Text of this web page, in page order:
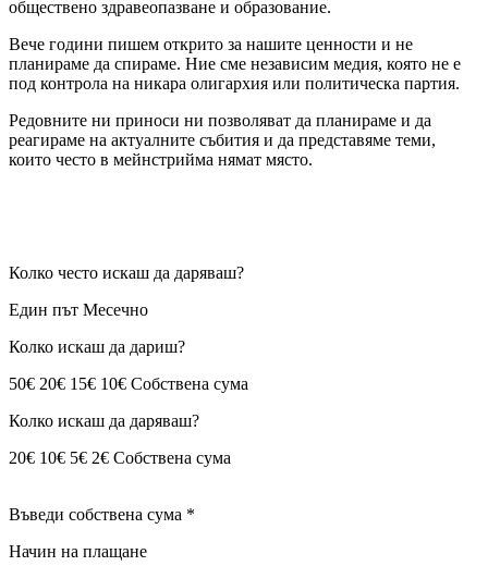
обществено здравеопазване и образование.
Вече години пишем открито за нашите ценности и не
планираме да спираме. Ние сме независим медия, която не е
под контрола на никара олигархия или политическа партия.
Редовните ни приноси ни позволяват да планираме и да
реагираме на актуалните събития и да представяме теми,
които често в мейнстрийма нямат място.
Колко често искаш да даряваш?
Един път Месечно
Колко искаш да дариш?
50€ 20€ 15€ 10€ Собствена сума
Колко искаш да даряваш?
20€ 10€ 5€ 2€ Собствена сума
Въведи собствена сума *
Начин на плащане